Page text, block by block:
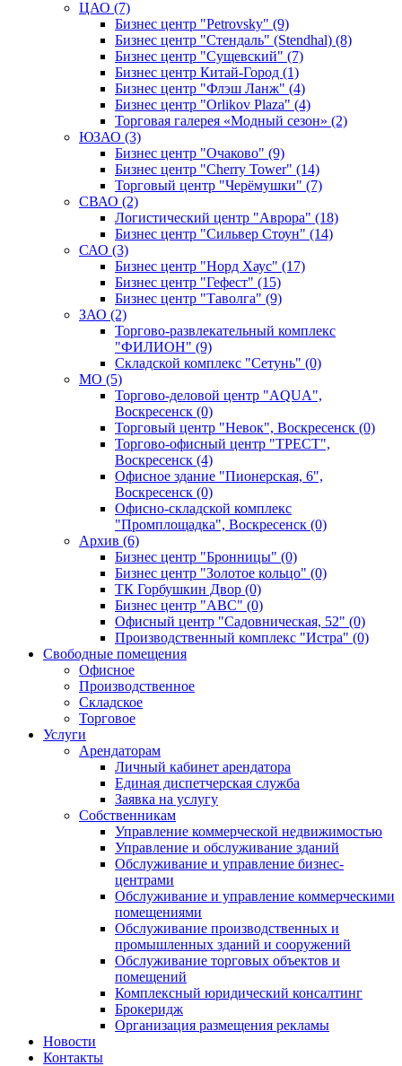
ЦАО (7)
Бизнес центр "Petrovsky" (9)
Бизнес центр "Стендаль" (Stendhal) (8)
Бизнес центр "Сущевский" (7)
Бизнес центр Китай-Город (1)
Бизнес центр "Флэш Ланж" (4)
Бизнес центр "Orlikov Plaza" (4)
Торговая галерея «Модный сезон» (2)
ЮЗАО (3)
Бизнес центр "Очаково" (9)
Бизнес центр "Cherry Tower" (14)
Торговый центр "Черёмушки" (7)
СВАО (2)
Логистический центр "Аврора" (18)
Бизнес центр "Сильвер Стоун" (14)
САО (3)
Бизнес центр "Норд Хаус" (17)
Бизнес центр "Гефест" (15)
Бизнес центр "Таволга" (9)
ЗАО (2)
Торгово-развлекательный комплекс
"ФИЛИОН" (9)
Складской комплекс "Сетунь" (0)
MO (5)
Торгово-деловой центр "AQUA",
Воскресенск (0)
Торговый центр "Невок", Воскресенск (0)
Торгово-офисный центр "ТРЕСТ",
Воскресенск (4)
Офисное здание "Пионерская, 6",
Воскресенск (0)
Офисно-складской комплекс
"Промплощадка", Воскресенск (0)
Архив (6)
Бизнес центр "Бронницы" (0)
Бизнес центр "Золотое кольцо" (0)
ТК Горбушкин Двор (0)
Бизнес центр "АВС" (0)
Офисный центр "Садовническая, 52" (0)
Производственный комплекс "Истра" (0)
Свободные помещения
Офисное
Производственное
Складское
Торговое
Услуги
Арендаторам
Личный кабинет арендатора
Единая диспетчерская служба
Заявка на услугу
Собственникам
Управление коммерческой недвижимостью
Управление и обслуживание зданий
Обслуживание и управление бизнес-
центрами
Обслуживание и управление коммерческими
помещениями
Обслуживание производственных и
промышленных зданий и сооружений
Обслуживание торговых объектов и
помещений
Комплексный юридический консалтинг
Брокеридж
Организация размещения рекламы
Новости
Контакты